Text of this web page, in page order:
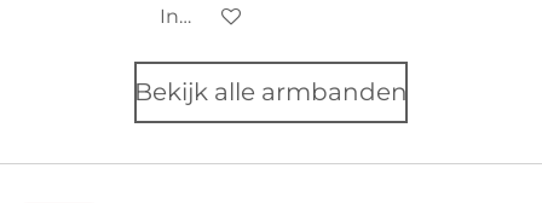
In winkelwagen
Bekijk alle armbanden